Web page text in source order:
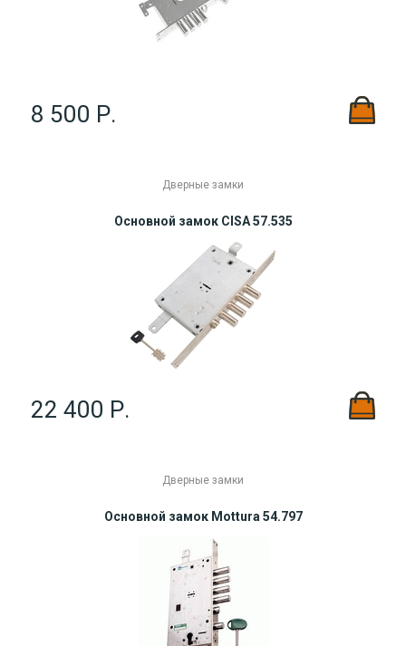
8 500 Р.
Дверные замки
Основной замок CISA 57.535
22 400 Р.
Дверные замки
Основной замок Mottura 54.797